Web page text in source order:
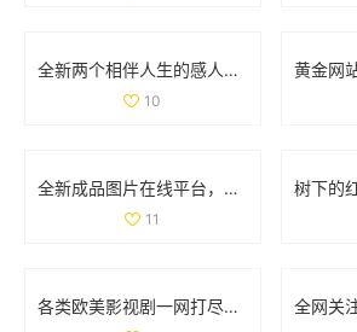
全新两个相伴人生的感人故事高清完整版在线免费观看
10
全新成品图片在线平台，快速上传分享你的创意作品
11
各类欧美影视剧一网打尽免费观看平台推荐与汇总